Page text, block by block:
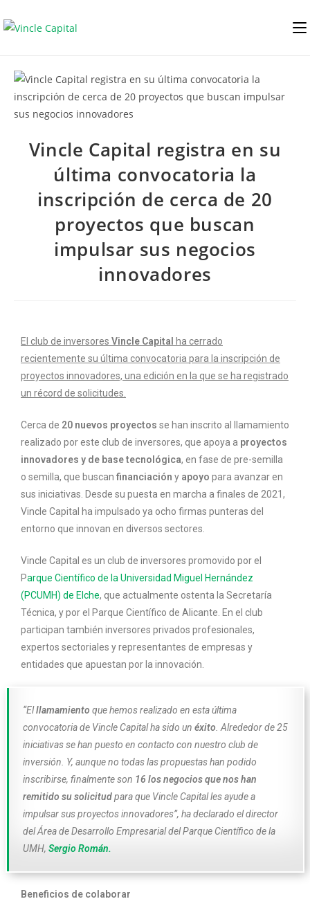
Vincle Capital registra en su
última convocatoria la
inscripción de cerca de 20
proyectos que buscan
impulsar sus negocios
innovadores
El club de inversores Vincle Capital
ha cerrado
recientemente su última convocatoria para la inscripción de
proyectos innovadores, una edición en la que se ha registrado
un récord de solicitudes.
Cerca de 20 nuevos proyectos se han inscrito al llamamiento
realizado por este club de inversores, que apoya a proyectos
innovadores y de base tecnológica, en fase de pre-semilla
o semilla, que buscan financiación y apoyo para avanzar en
sus iniciativas. Desde su puesta en marcha a finales de 2021,
Vincle Capital ha impulsado ya ocho firmas punteras del
entorno que innovan en diversos sectores.
Vincle Capital es un club de inversores promovido por el
Parque Científico de la Universidad Miguel Hernández
(PCUMH) de Elche, que actualmente ostenta la Secretaría
Técnica, y por el Parque Científico de Alicante. En el club
participan también inversores privados profesionales,
expertos sectoriales y representantes de empresas y
entidades que apuestan por la innovación.
“Elllamamiento que hemos realizado en esta última
convocatoria de Vincle Capital ha sido un éxito . Alrededor de 25
iniciativas se han puesto en contacto con nuestro club de
inversión. Y, aunque no todas las propuestas han podido
inscribirse, finalmente son 16 los negocios que nos han
remitido su solicitudpara que Vincle Capital les ayude a
impulsar sus proyectos innovadores”, ha declarado el director
del Área de Desarrollo Empresarial del Parque Científico de la
UMH, Sergio Román.
Beneficios de colaborar